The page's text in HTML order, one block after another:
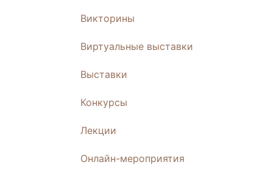
Викторины
Виртуальные выставки
Выставки
Конкурсы
Лекции
Онлайн-мероприятия